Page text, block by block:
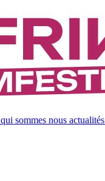
qui sommes nous actualités